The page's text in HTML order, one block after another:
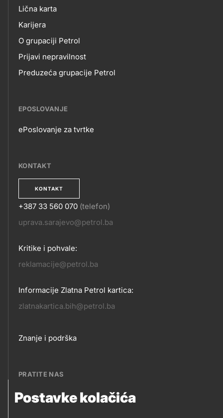
Postavke kolačića
title???
O
NAMA
Lična karta
Karijera
O grupaciji Petrol
Prijavi nepravilnost
Preduzeća grupacije Petrol
EPOSLOVANJE
ePoslovanje za tvrtke
KONTAKT
KONTAKT
KONTAKT
+387 33 560 070 (telefon)
uprava.sarajevo@petrol.ba
Kritike i pohvale:
reklamacije@petrol.ba
Informacije Zlatna Petrol kartica:
zlatnakartica.bih@petrol.ba
Footer
Znanje i podrška
PRATITE NAS
Petrol BH Oil Company, d.o.o.